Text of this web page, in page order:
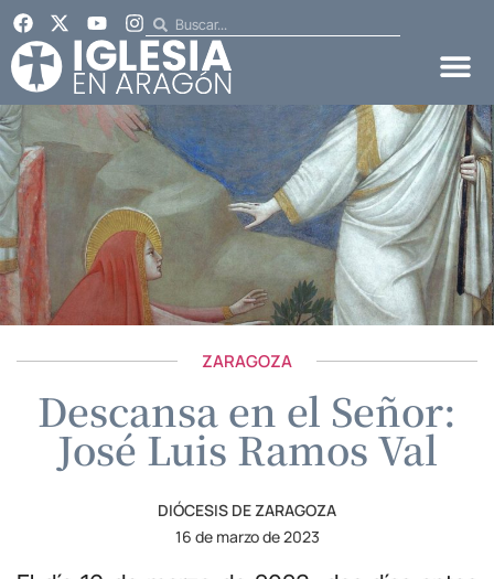
ZARAGOZA
Descansa en el Señor:
José Luis Ramos Val
DIÓCESIS DE ZARAGOZA
16 de marzo de 2023